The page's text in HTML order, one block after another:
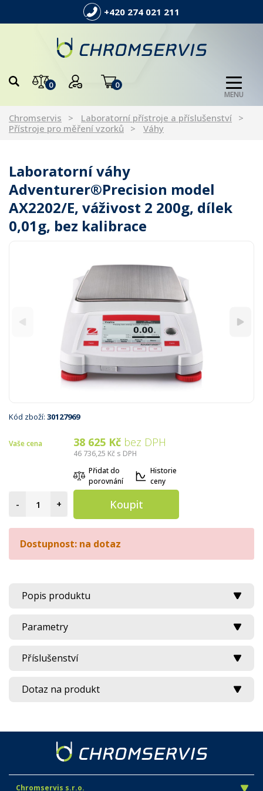
+420 274 021 211
0 0
MENU
Chromservis
Laboratorní přístroje a příslušenství
Přístroje pro měření vzorků
Váhy
Laboratorní váhy
Adventurer®Precision model
AX2202/E, váživost 2 200g, dílek
0,01g, bez kalibrace
Kód zboží: 30127969
Vaše cena 38 625 Kč bez DPH
46 736,25 Kč s DPH
Přidat do
porovnání
Historie
ceny
- + Koupit
Dostupnost: na dotaz
Popis produktu
Parametry
Příslušenství
Dotaz na produkt
Chromservis s.r.o.